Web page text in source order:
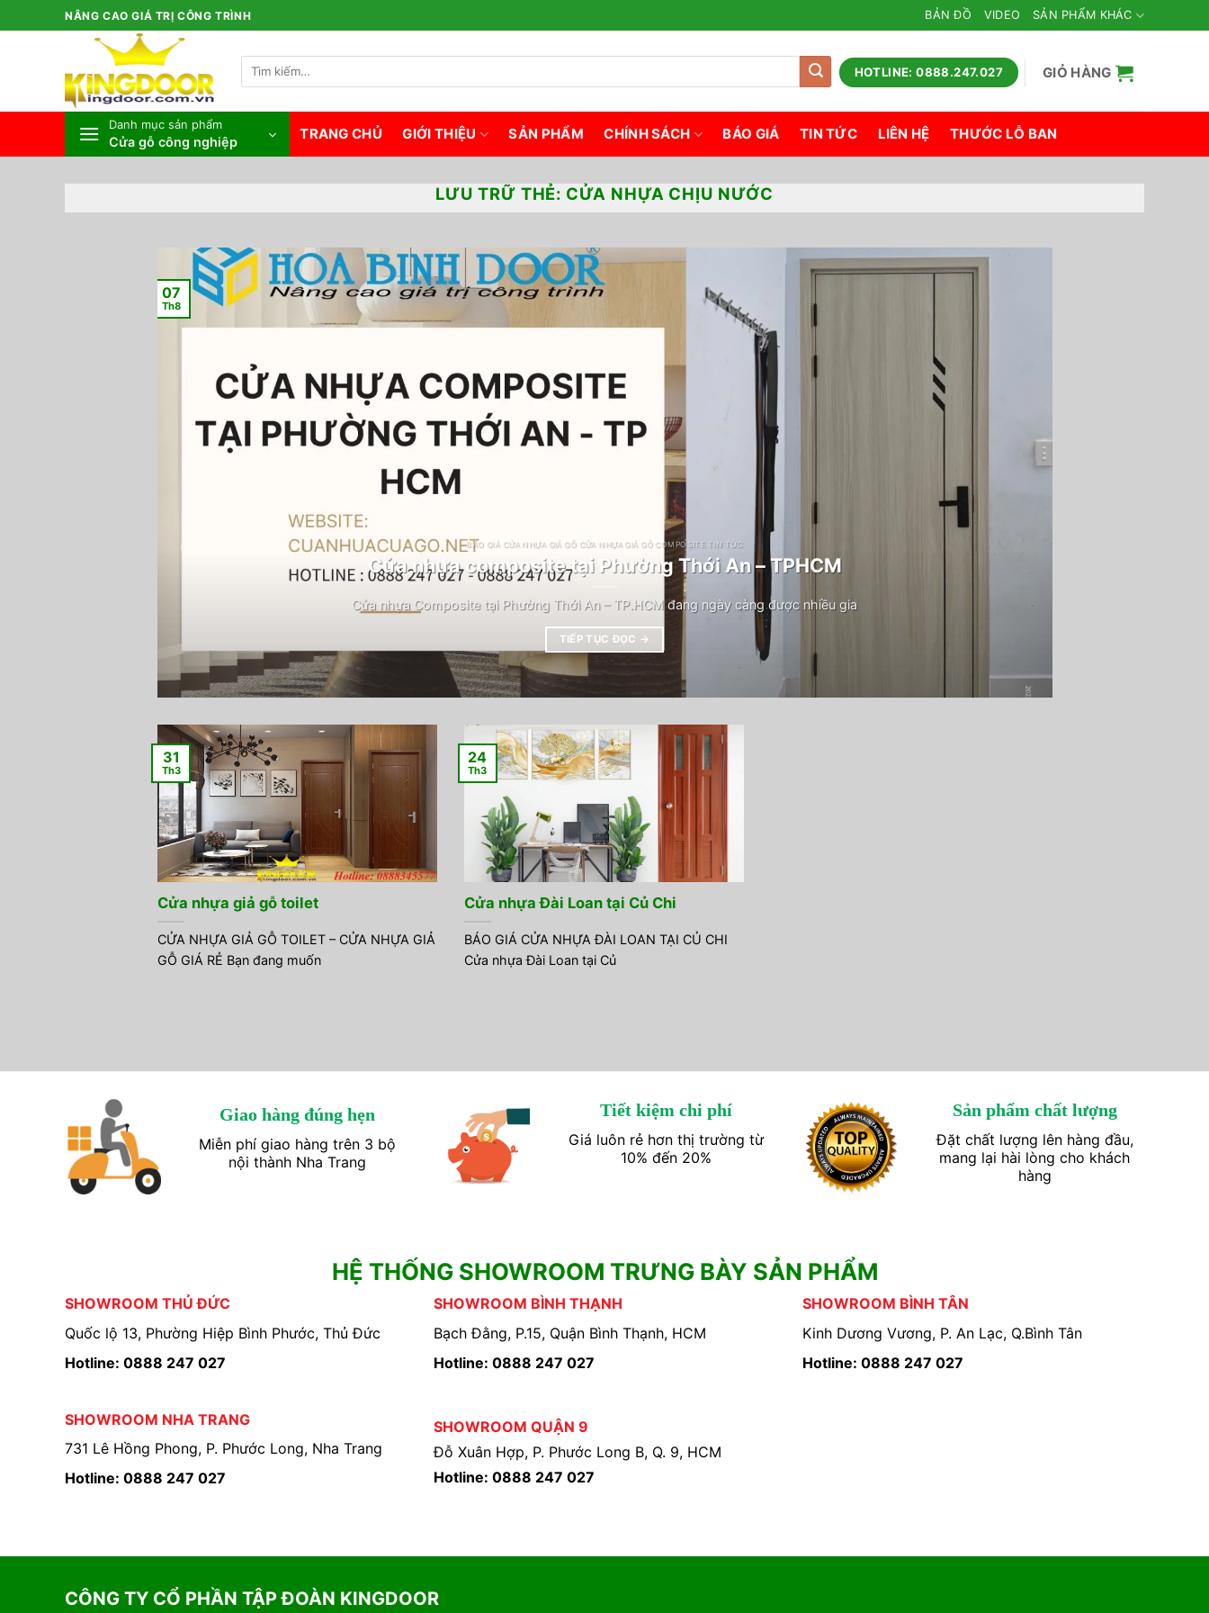
qua
NÂNG CAO GIÁ TRỊ CÔNG TRÌNH BẢN ĐỒ VIDEO SẢN PHẨM KHÁC
Tìm
kiếm:
HOTLINE: 0888.247.027 GIỎ HÀNG
Danh mục sản phẩm
Cửa gỗ công nghiệp TRANG CHỦ GIỚI THIỆU SẢN PHẨM CHÍNH SÁCH BÁO GIÁ TIN TỨC LIÊN HỆ THƯỚC LỖ BAN
LƯU TRỮ THẺ: CỬA NHỰA CHỊU NƯỚC
BÁO GIÁ CỬA NHỰA GIẢ GỖ CỬA NHỰA GIẢ GỖ COMPOSITE TIN TỨC
Cửa nhựa composite tại Phường Thới An – TPHCM
Cửa nhựa Composite tại Phường Thới An – TP.HCM đang ngày càng được nhiều gia
TIẾP TỤC ĐỌC →
07
Th8
Cửa nhựa giả gỗ toilet
CỬA NHỰA GIẢ GỖ TOILET – CỬA NHỰA GIẢ
GỖ GIÁ RẺ Bạn đang muốn
31
Th3
Cửa nhựa Đài Loan tại Củ Chi
BÁO GIÁ CỬA NHỰA ĐÀI LOAN TẠI CỦ CHI
Cửa nhựa Đài Loan tại Củ
24
Th3
Giao hàng đúng hẹn
Miễn phí giao hàng trên 3 bộ
nội thành Nha Trang
Tiết kiệm chi phí
Giá luôn rẻ hơn thị trường từ
10% đến 20%
Sản phẩm chất lượng
Đặt chất lượng lên hàng đầu,
mang lại hài lòng cho khách
hàng
HỆ THỐNG SHOWROOM TRƯNG BÀY SẢN PHẨM
SHOWROOM THỦ ĐỨC
Quốc lộ 13, Phường Hiệp Bình Phước, Thủ Đức
Hotline: 0888 247 027
SHOWROOM BÌNH THẠNH
Bạch Đằng, P.15, Quận Bình Thạnh, HCM
Hotline: 0888 247 027
SHOWROOM BÌNH TÂN
Kinh Dương Vương, P. An Lạc, Q.Bình Tân
Hotline: 0888 247 027
SHOWROOM NHA TRANG
731 Lê Hồng Phong, P. Phước Long, Nha Trang
Hotline: 0888 247 027
SHOWROOM QUẬN 9
Đỗ Xuân Hợp, P. Phước Long B, Q. 9, HCM
Hotline: 0888 247 027
CÔNG TY CỔ PHẦN TẬP ĐOÀN KINGDOOR